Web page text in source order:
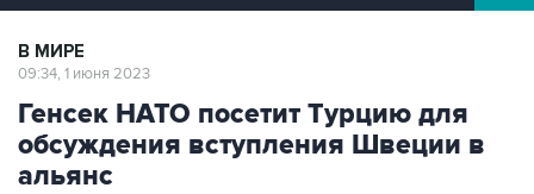
В МИРЕ
09:34, 1 июня 2023
Генсек НАТО посетит Турцию для
обсуждения вступления Швеции в
альянс